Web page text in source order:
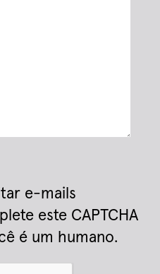
e-mails
este CAPTCHA
é um humano.